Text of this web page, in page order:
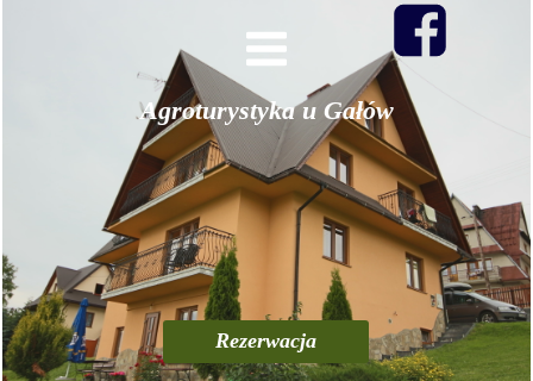
Rezerwacja
Agroturystyka u Gałów